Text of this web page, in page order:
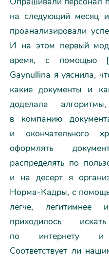
на следующий месяц
проанализировали
И на этом первый
время, с помощью
Gaynullina я уяснила,
какие документы и
доделала
в компанию
и окончательного
оформлять
распределять по
и на десерт я
Норма-Кадры, с
легче,
приходилось
по интернету и
Соответствует ли